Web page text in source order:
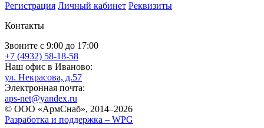
Регистрация Личный кабинет Реквизиты
Контакты
Звоните с 9:00 до 17:00
+7 (4932) 58-18-58
Наш офис в Иваново:
ул. Некрасова, д.57
Электронная почта:
aps-net@yandex.ru
© ООО «АрмСнаб», 2014–2026
Разработка и поддержка – WPG